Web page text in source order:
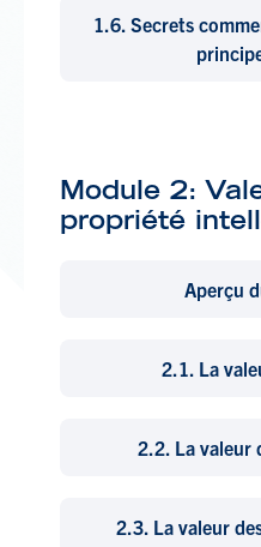
1.6. Secrets
Module 2:
propriété
Aperçu
2.1. La
2.2. La valeur
2.3. La valeur